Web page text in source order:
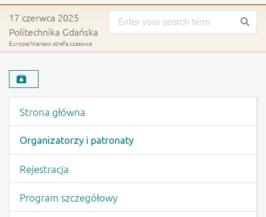
Data wydarzenia
17 czerwca 2025
Politechnika Gdańska
Europe/Warsaw strefa czasowa
Pobierz materiał
Strona główna
Organizatorzy i patronaty
Rejestracja
Program szczegółowy